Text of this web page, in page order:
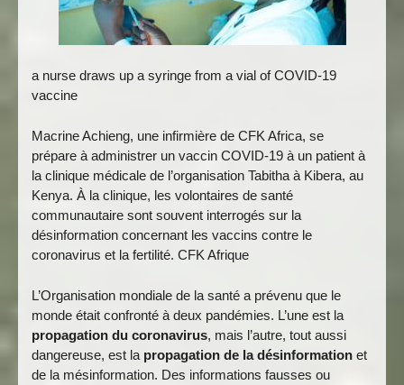
a nurse draws up a syringe from a vial of COVID-19
vaccine
Macrine Achieng, une infirmière de CFK Africa, se
prépare à administrer un vaccin COVID-19 à un patient à
la clinique médicale de l’organisation Tabitha à Kibera, au
Kenya. À la clinique, les volontaires de santé
communautaire sont souvent interrogés sur la
désinformation concernant les vaccins contre le
coronavirus et la fertilité. CFK Afrique
L’Organisation mondiale de la santé a prévenu que le
monde était confronté à deux pandémies. L’une est la
propagation du coronavirus, mais l’autre, tout aussi
dangereuse, est la propagation de la désinformation et
de la mésinformation. Des informations fausses ou